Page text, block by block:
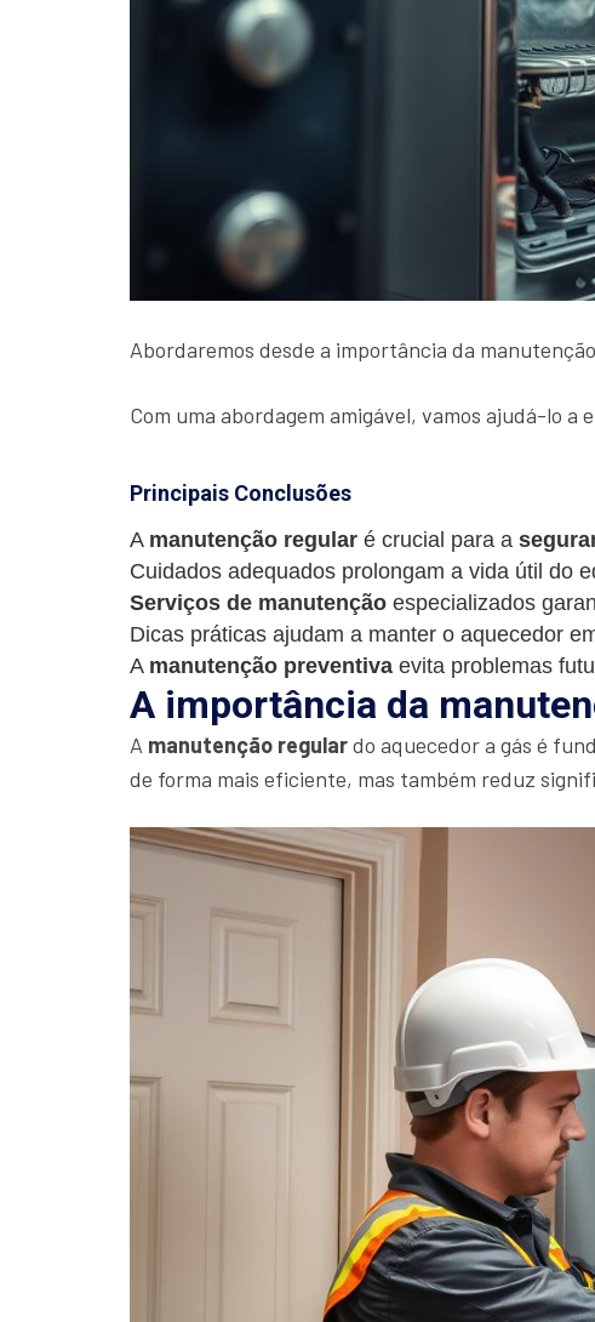
Abordaremos desde a importância da
Com uma abordagem amigável, vamos ajudá-lo
Principais Conclusões
A manutenção regular é crucial para a
Cuidados adequados prolongam a vida útil do
Serviços de manutenção especializados
Dicas práticas ajudam a manter o aquecedor
A manutenção preventiva evita problemas
A importância da
A manutenção regulardo aquecedor a gás é
de forma mais eficiente, mas também reduz